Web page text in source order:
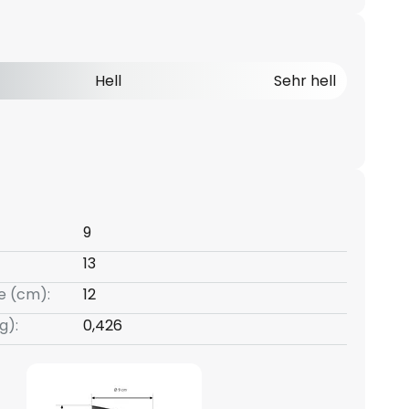
Hell Sehr hell
9
13
(cm):
12
0,426